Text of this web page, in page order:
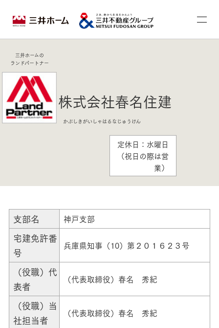
三井ホームの
ランドパートナー
株式会社春名住建
かぶしきがいしゃはるなじゅうけん
定休日：水曜日
（祝日の際は営
業）
支部名 神戸支部
宅建免許番
号
兵庫県知事（10）第２０１６２３号
（役職）代
表者
（代表取締役）春名 秀紀
（役職）当
社担当者
（代表取締役）春名 秀紀